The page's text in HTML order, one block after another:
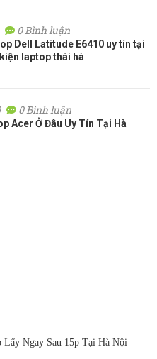
Dell Latitude E6410 uy tín tại
laptop thái hà
0 Bình luận
Acer Ở Đâu Uy Tín Tại Hà
0 Bình luận
Lấy Ngay Sau 15p Tại Hà Nội